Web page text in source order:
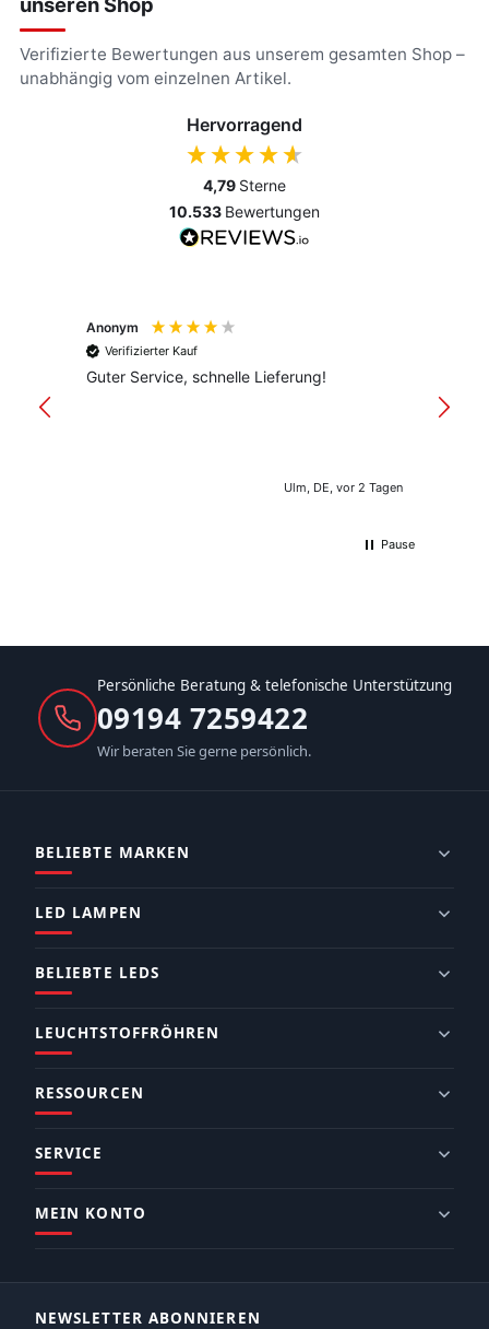
Verifizierte Bewertungen aus unserem gesamten Shop –
unabhängig vom einzelnen Artikel.
Hervorragend
4,79 Sterne
10.533 Bewertungen
Anonym
Verifizierter Kauf
Guter Service, schnelle Lieferung!
Ulm, DE, vor 2 Tagen
Pause
Persönliche Beratung & telefonische Unterstützung
09194 7259422
Wir beraten Sie gerne persönlich.
BELIEBTE MARKEN
LED LAMPEN
BELIEBTE LEDS
LEUCHTSTOFFRÖHREN
RESSOURCEN
SERVICE
MEIN KONTO
NEWSLETTER ABONNIEREN